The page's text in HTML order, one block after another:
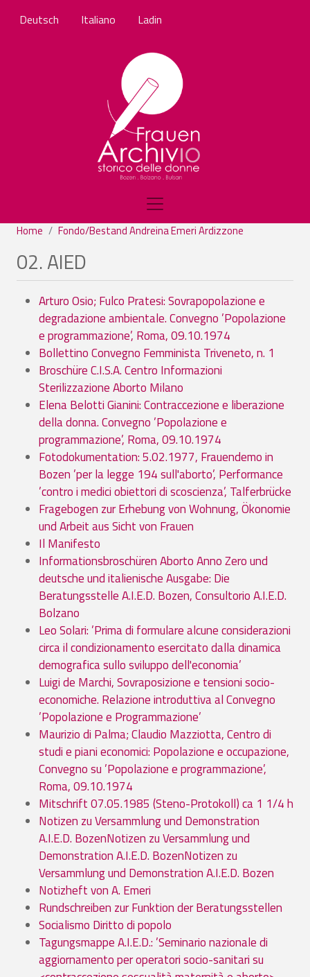
Deutsch Italiano Ladin
Home Fondo/Bestand Andreina Emeri Ardizzone
02. AIED
Arturo Osio; Fulco Pratesi: Sovrapopolazione e
degradazione ambientale. Convegno ’Popolazione
e programmazione’, Roma, 09.10.1974
Bollettino Convegno Femminista Triveneto, n. 1
Broschüre C.I.S.A. Centro Informazioni
Sterilizzazione Aborto Milano
Elena Belotti Gianini: Contraccezione e liberazione
della donna. Convegno ’Popolazione e
programmazione’, Roma, 09.10.1974
Fotodokumentation: 5.02.1977, Frauendemo in
Bozen ’per la legge 194 sull'aborto’, Performance
’contro i medici obiettori di scoscienza’, Talferbrücke
Fragebogen zur Erhebung von Wohnung, Ökonomie
und Arbeit aus Sicht von Frauen
Il Manifesto
Informationsbroschüren Aborto Anno Zero und
deutsche und italienische Ausgabe: Die
Beratungsstelle A.I.E.D. Bozen, Consultorio A.I.E.D.
Bolzano
Leo Solari: ’Prima di formulare alcune considerazioni
circa il condizionamento esercitato dalla dinamica
demografica sullo sviluppo dell'economia’
Luigi de Marchi, Sovraposizione e tensioni socio-
economiche. Relazione introduttiva al Convegno
’Popolazione e Programmazione’
Maurizio di Palma; Claudio Mazziotta, Centro di
studi e piani economici: Popolazione e occupazione,
Convegno su ’Popolazione e programmazione’,
Roma, 09.10.1974
Mitschrift 07.05.1985 (Steno-Protokoll) ca 1 1/4 h
Notizen zu Versammlung und Demonstration
A.I.E.D. BozenNotizen zu Versammlung und
Demonstration A.I.E.D. BozenNotizen zu
Versammlung und Demonstration A.I.E.D. Bozen
Notizheft von A. Emeri
Rundschreiben zur Funktion der Beratungsstellen
Socialismo Diritto di popolo
Tagungsmappe A.I.E.D.: ’Seminario nazionale di
aggiornamento per operatori socio-sanitari su